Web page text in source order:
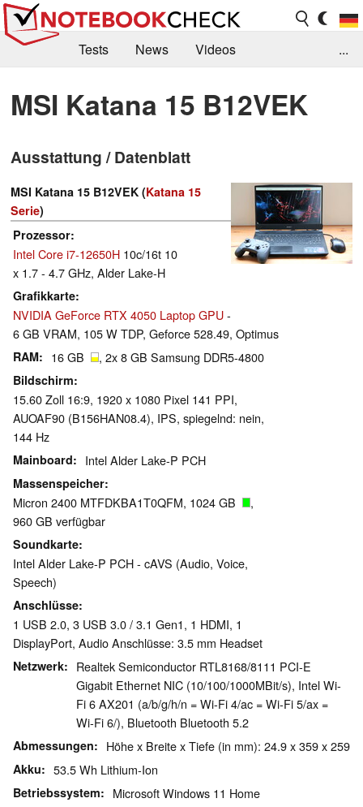
Tests News
Videos
Kaufberatung
Deals Suche
Jobs
Forum
...
MSI Katana 15 B12VEK
Ausstattung / Datenblatt
MSI Katana 15 B12VEK (Katana 15
Serie)
Prozessor
Intel Core i7-12650H 10c/16t 10
x 1.7 - 4.7 GHz, Alder Lake-H
Grafikkarte
NVIDIA GeForce RTX 4050 Laptop GPU-
6 GB VRAM, 105 W TDP, Geforce 528.49, Optimus
RAM 16 GB , 2x 8 GB Samsung DDR5-4800
Bildschirm
15.60 Zoll 16:9, 1920 x 1080 Pixel 141 PPI,
AUOAF90 (B156HAN08.4), IPS, spiegelnd: nein,
144 Hz
Mainboard Intel Alder Lake-P PCH
Massenspeicher
Micron 2400 MTFDKBA1T0QFM, 1024 GB
,
960 GB verfügbar
Soundkarte
Intel Alder Lake-P PCH - cAVS (Audio, Voice,
Speech)
Anschlüsse
1 USB 2.0, 3 USB 3.0 / 3.1 Gen1, 1 HDMI, 1
DisplayPort, Audio Anschlüsse: 3.5 mm Headset
Netzwerk
Realtek Semiconductor RTL8168/8111 PCI-E
Gigabit Ethernet NIC (10/100/1000MBit/s), Intel Wi-
Fi 6 AX201 (a/b/g/h/n = Wi-Fi 4/ac = Wi-Fi 5/ax =
Wi-Fi 6/), Bluetooth Bluetooth 5.2
Abmessungen Höhe x Breite x Tiefe (in mm): 24.9 x 359 x 259
Akku 53.5 Wh Lithium-Ion
Betriebssystem Microsoft Windows 11 Home